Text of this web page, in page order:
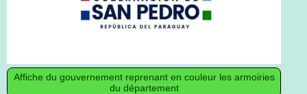
Affiche du gouvernement reprenant en couleur les armoiries
du département